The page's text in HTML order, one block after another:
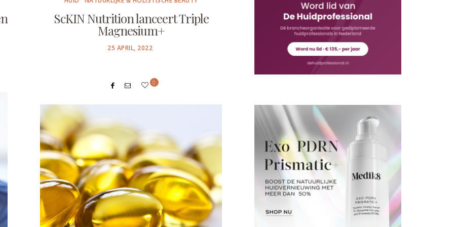
ScKIN Nutrition lanceert Triple
Magnesium+
POSTED
25 APRIL, 2022
0